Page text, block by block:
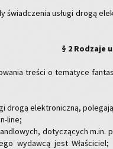
świad­cze­nia usłu­gi drogą
§ 2 Ro­dza­je
tre­ści o te­ma­ty­ce
drogą elek­tro­nicz­ną,
li­ne;
do­ty­czą­cych
wy­daw­cą jest